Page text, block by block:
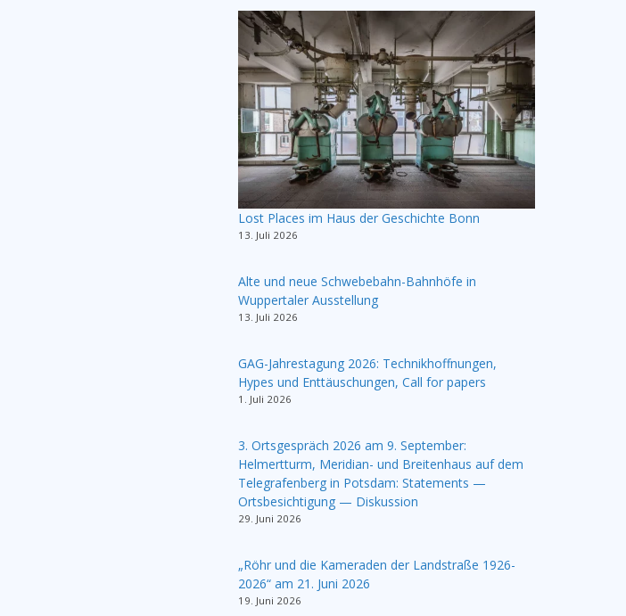
Lost Places im Haus der Geschichte Bonn
13. Juli 2026
Alte und neue Schwebebahn-Bahnhöfe in
Wuppertaler Ausstellung
13. Juli 2026
GAG-Jahrestagung 2026: Technikhoffnungen,
Hypes und Enttäuschungen, Call for papers
1. Juli 2026
3. Ortsgespräch 2026 am 9. September:
Helmertturm, Meridian- und Breitenhaus auf dem
Telegrafenberg in Potsdam: Statements —
Ortsbesichtigung — Diskussion
29. Juni 2026
„Röhr und die Kameraden der Landstraße 1926-
2026“ am 21. Juni 2026
19. Juni 2026